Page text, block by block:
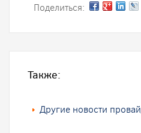
Поделиться:
Также:
Другие новости